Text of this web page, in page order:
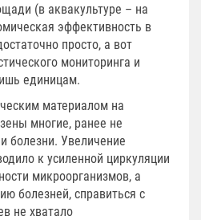
(в аквакультуре – на
эффективность в
просто, а вот
мониторинга и
единицам.
материалом на
многие, ранее не
болезни. Увеличение
к усиленной циркуляции
микроорганизмов, а
болезней, справиться с
не хватало